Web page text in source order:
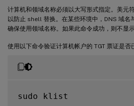
计算机和领域名称必须以大写形式指定。美元
以防止 shell 替换。在某些环境中，DNS 域
确保使用领域名称。如果此命令成功，则不显示
使用以下命令验证计算机帐户的 TGT 票证是否
sudo klist